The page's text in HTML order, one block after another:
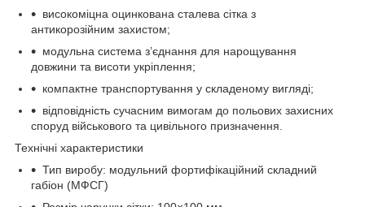
високоміцна оцинкована сталева сітка з
антикорозійним захистом;
модульна система з’єднання для нарощування
довжини та висоти укріплення;
компактне транспортування у складеному вигляді;
відповідність сучасним вимогам до польових захисних
споруд військового та цивільного призначення.
Технічні характеристики
Тип виробу: модульний фортифікаційний складний
габіон (МФСГ)